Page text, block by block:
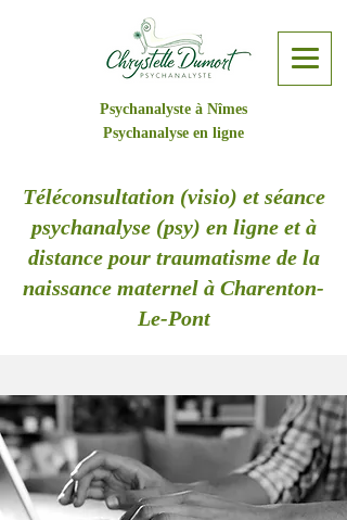
Psychanalyste à Nîmes
Psychanalyse en ligne
Téléconsultation (visio) et séance
psychanalyse (psy) en ligne et à
distance pour traumatisme de la
naissance maternel à Charenton-
Le-Pont